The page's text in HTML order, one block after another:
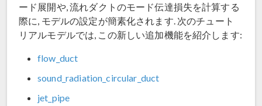
ード展開や, 流れダクトのモード伝達損失を計算する
際に, モデルの設定が簡素化されます. 次のチュート
リアルモデルでは, この新しい追加機能を紹介します:
flow_duct
sound_radiation_circular_duct
jet_pipe